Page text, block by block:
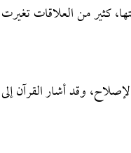
كثير من العلاقات تغيرت
وقد أشار القرآن إلى